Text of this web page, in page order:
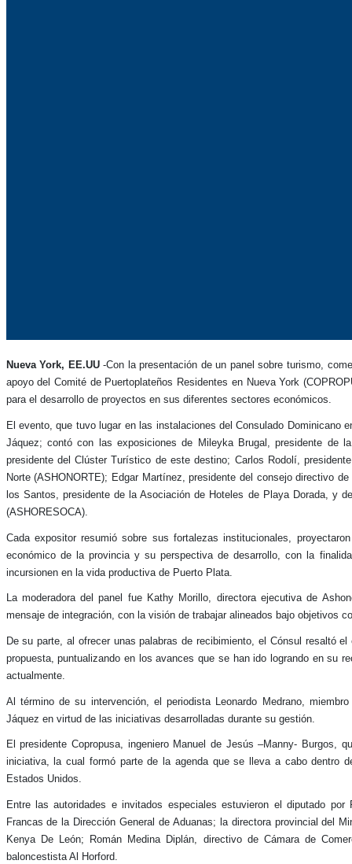
Nueva York, EE.UU-Con la presentación de un panel sobre turismo,
apoyo del Comité de Puertoplateños Residentes en Nueva York
para el desarrollo de proyectos en sus diferentes sectores económicos.
El evento, que tuvo lugar en las instalaciones del Consulado Dominicano
Jáquez; contó con las exposiciones de Mileyka Brugal, presidente de
presidente del Clúster Turístico de este destino; Carlos Rodolí,
Norte (ASHONORTE); Edgar Martínez, presidente del consejo directivo
los Santos, presidente de la Asociación de Hoteles de Playa Dorada, y
(ASHORESOCA).
Cada expositor resumió sobre sus fortalezas institucionales,
económico de la provincia y su perspectiva de desarrollo, con la
incursionen en la vida productiva de Puerto Plata.
La moderadora del panel fue Kathy Morillo, directora ejecutiva de
mensaje de integración, con la visión de trabajar alineados bajo objetivos
De su parte, al ofrecer unas palabras de recibimiento, el Cónsul resaltó
propuesta, puntualizando en los avances que se han ido logrando en su
actualmente.
Al término de su intervención, el periodista Leonardo Medrano,
Jáquez en virtud de las iniciativas desarrolladas durante su gestión.
El presidente Copropusa, ingeniero Manuel de Jesús –Manny- Burgos,
iniciativa, la cual formó parte de la agenda que se lleva a cabo dentro
Estados Unidos.
Entre las autoridades e invitados especiales estuvieron el diputado
Francas de la Dirección General de Aduanas; la directora provincial del
Kenya De León; Román Medina Diplán, directivo de Cámara de
baloncestista Al Horford.